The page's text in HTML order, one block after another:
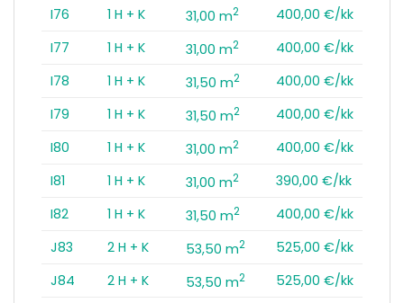
I76
1 H + K 31,00 m2
400,00 €/kk
I77
1 H + K 31,00 m2
400,00 €/kk
I78
1 H + K 31,50 m2
400,00 €/kk
I79
1 H + K 31,50 m2
400,00 €/kk
I80
1 H + K 31,00 m2
400,00 €/kk
I81
1 H + K 31,00 m2
390,00 €/kk
I82
1 H + K 31,50 m2
400,00 €/kk
J83
2 H + K 53,50 m2
525,00 €/kk
J84
2 H + K 53,50 m2
525,00 €/kk